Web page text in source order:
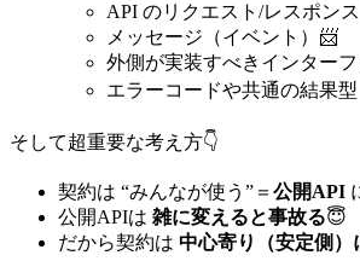
API のリクエスト/レスポン
メッセージ（イベント）📨
外側が実装すべきインターフ
エラーコードや共通の結果
そして超重要な考え方👇
契約は “みんなが使う”＝ 公開API
公開APIは 雑に変えると事故る😇
だから契約は 中心寄り（安定側）